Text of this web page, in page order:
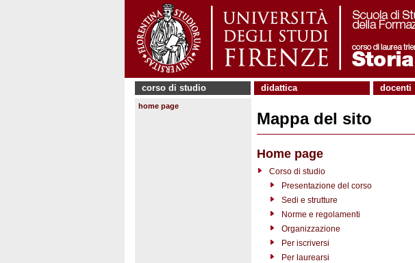
corso di studio didattica docenti
home page
Mappa del sito
Home page
Corso di studio
Presentazione del corso
Sedi e strutture
Norme e regolamenti
Organizzazione
Per iscriversi
Per laurearsi